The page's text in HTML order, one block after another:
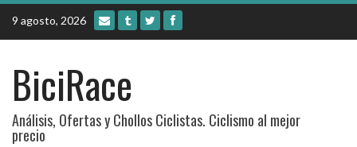
Skip
content
9 agosto, 2026
BiciRace
Análisis, Ofertas y Chollos Ciclistas. Ciclismo al mejor
precio